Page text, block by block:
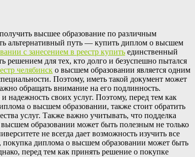
высшее образование по различным
альтернативный путь — купить диплом о высшем
с занесением в реестр купить единственный
для тех, кто долго и безуспешно пытался
челябинск о высшем образовании является одним
Поэтому, иметь такой документ может
обращать внимание на его подлинность.
своих услуг. Поэтому, перед тем как
о высшем образовании, также стоит обратить
услуг. Также важно учитывать, что подделка
образовании может быть полезным не только
не всегда дает возможность изучить все
диплома о высшем образовании может быть
перед тем как принять решение о покупке